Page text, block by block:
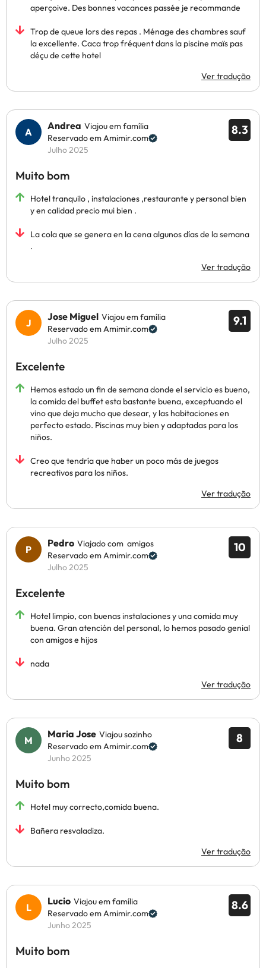
aperçoive. Des bonnes vacances passée je recommande
Trop de queue lors des repas . Ménage des chambres sauf
la excellente. Caca trop fréquent dans la piscine maïs pas
déçu de cette hotel
Ver tradução
8.3
Andrea Viajou em família
Reservado em Amimir.com
Julho 2025
Muito bom
Hotel tranquilo , instalaciones ,restaurante y personal bien
y en calidad precio mui bien .
La cola que se genera en la cena algunos días de la semana
.
Ver tradução
9.1
Jose Miguel Viajou em família
Reservado em Amimir.com
Julho 2025
Excelente
Hemos estado un fin de semana donde el servicio es bueno,
la comida del buffet esta bastante buena, exceptuando el
vino que deja mucho que desear, y las habitaciones en
perfecto estado. Piscinas muy bien y adaptadas para los
niños.
Creo que tendría que haber un poco más de juegos
recreativos para los niños.
Ver tradução
10
Pedro Viajado com amigos
Reservado em Amimir.com
Julho 2025
Excelente
Hotel limpio, con buenas instalaciones y una comida muy
buena. Gran atención del personal, lo hemos pasado genial
con amigos e hijos
nada
Ver tradução
8
Maria Jose Viajou sozinho
Reservado em Amimir.com
Junho 2025
Muito bom
Hotel muy correcto,comida buena.
Bañera resvaladiza.
Ver tradução
8.6
Lucio Viajou em família
Reservado em Amimir.com
Junho 2025
Muito bom